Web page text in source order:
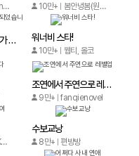
iQIYI Comics / iQIYI Comics 10만+ 봄안녕봄(원작), 벤프
대표님의 전속노예가 되었습니다 워너비 스타!
10만+ 웹티, 올코
조연에서 주연으로 레벨업
9만+ fanqienovel
YINZI NEKO / HFF_Fan
수보교낭
8만+ 편방방